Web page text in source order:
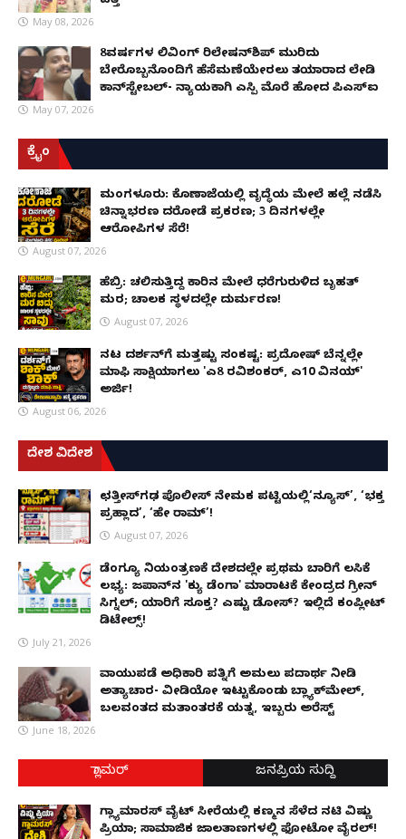
May 08, 2026
8ವರ್ಷಗಳ ಲಿವಿಂಗ್‌ ರಿಲೇಷನ್‌ಶಿಪ್ ಮುರಿದು
ಬೇರೊಬ್ಬನೊಂದಿಗೆ ಹೆಸೆಮಣೆಯೇರಲು ತಯಾರಾದ ಲೇಡಿ
ಕಾನ್‌ಸ್ಟೇಬಲ್- ನ್ಯಾಯಕ್ಕಾಗಿ ಎಸ್ಪಿ ಮೊರೆ ಹೋದ ಪಿಎಸ್ಐ
May 07, 2026
ಕ್ರೈಂ
ಮಂಗಳೂರು: ಕೊಣಾಜೆಯಲ್ಲಿ ವೃದ್ಧೆಯ ಮೇಲೆ ಹಲ್ಲೆ ನಡೆಸಿ
ಚಿನ್ನಾಭರಣ ದರೋಡೆ ಪ್ರಕರಣ; 3 ದಿನಗಳಲ್ಲೇ
ಆರೋಪಿಗಳ ಸೆರೆ!
August 07, 2026
ಹೆಬ್ರಿ: ಚಲಿಸುತ್ತಿದ್ದ ಕಾರಿನ ಮೇಲೆ ಧರೆಗುರುಳಿದ ಬೃಹತ್
ಮರ; ಚಾಲಕ ಸ್ಥಳದಲ್ಲೇ ದುರ್ಮರಣ!
August 07, 2026
ನಟ ದರ್ಶನ್‌ಗೆ ಮತ್ತಷ್ಟು ಸಂಕಷ್ಟ: ಪ್ರದೋಷ್ ಬೆನ್ನಲ್ಲೇ
ಮಾಫಿ ಸಾಕ್ಷಿಯಾಗಲು 'ಎ8 ರವಿಶಂಕರ್, ಎ10 ವಿನಯ್'
ಅರ್ಜಿ!
August 06, 2026
ದೇಶ ವಿದೇಶ
ಛತ್ತೀಸ್‌ಗಢ ಪೊಲೀಸ್ ನೇಮಕ ಪಟ್ಟಿಯಲ್ಲಿ‘ನ್ಯೂಸ್’, ‘ಭಕ್ತ
ಪ್ರಹ್ಲಾದ’, ‘ಹೇ ರಾಮ್’!
August 07, 2026
ಡೆಂಗ್ಯೂ ನಿಯಂತ್ರಣಕ್ಕೆ ದೇಶದಲ್ಲೇ ಪ್ರಥಮ ಬಾರಿಗೆ ಲಸಿಕೆ
ಲಭ್ಯ: ಜಪಾನ್‌ನ 'ಕ್ಯು ಡೆಂಗಾ' ಮಾರಾಟಕ್ಕೆ ಕೇಂದ್ರದ ಗ್ರೀನ್
ಸಿಗ್ನಲ್; ಯಾರಿಗೆ ಸೂಕ್ತ? ಎಷ್ಟು ಡೋಸ್? ಇಲ್ಲಿದೆ ಕಂಪ್ಲೀಟ್
ಡಿಟೇಲ್ಸ್!
July 21, 2026
ವಾಯುಪಡೆ ಅಧಿಕಾರಿ ಪತ್ನಿಗೆ ಅಮಲು ಪದಾರ್ಥ ನೀಡಿ
ಅತ್ಯಾಚಾರ- ವೀಡಿಯೋ ಇಟ್ಟುಕೊಂಡು ಬ್ಲ್ಯಾಕ್‌ಮೇಲ್,
ಬಲವಂತದ ಮತಾಂತರಕ್ಕೆ ಯತ್ನ, ಇಬ್ಬರು ಅರೆಸ್ಟ್
June 18, 2026
ಗ್ಲಾಮರ್ ಜನಪ್ರಿಯ ಸುದ್ದಿ
ಗ್ಲ್ಯಾಮಾರಸ್ ವೈಟ್‌ ಸೀರೆಯಲ್ಲಿ ಕಣ್ಮನ ಸೆಳೆದ ನಟಿ ವಿಷ್ಣು
ಪ್ರಿಯಾ; ಸಾಮಾಜಿಕ ಜಾಲತಾಣಗಳಲ್ಲಿ ಫೋಟೋ ವೈರಲ್!